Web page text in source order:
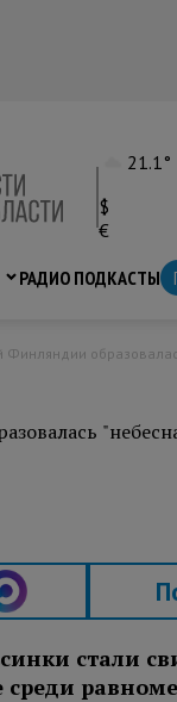
21.1°
$
€
РАДИО ПОДКАСТЫ
Финляндии
стали